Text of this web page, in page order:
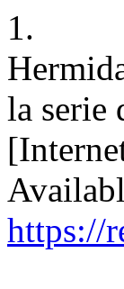
1.
la serie
https://